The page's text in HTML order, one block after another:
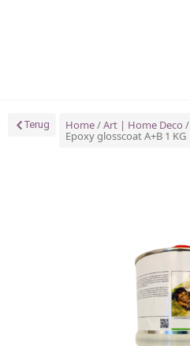
Terug Home/Art | Home Deco /
Epoxy glosscoat A+B 1 KG